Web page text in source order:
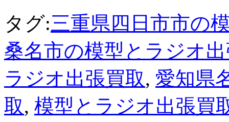
タグ:三重県四日市市の
桑名市の模型とラジオ
ラジオ出張買取, 愛知県
取, 模型とラジオ出張買